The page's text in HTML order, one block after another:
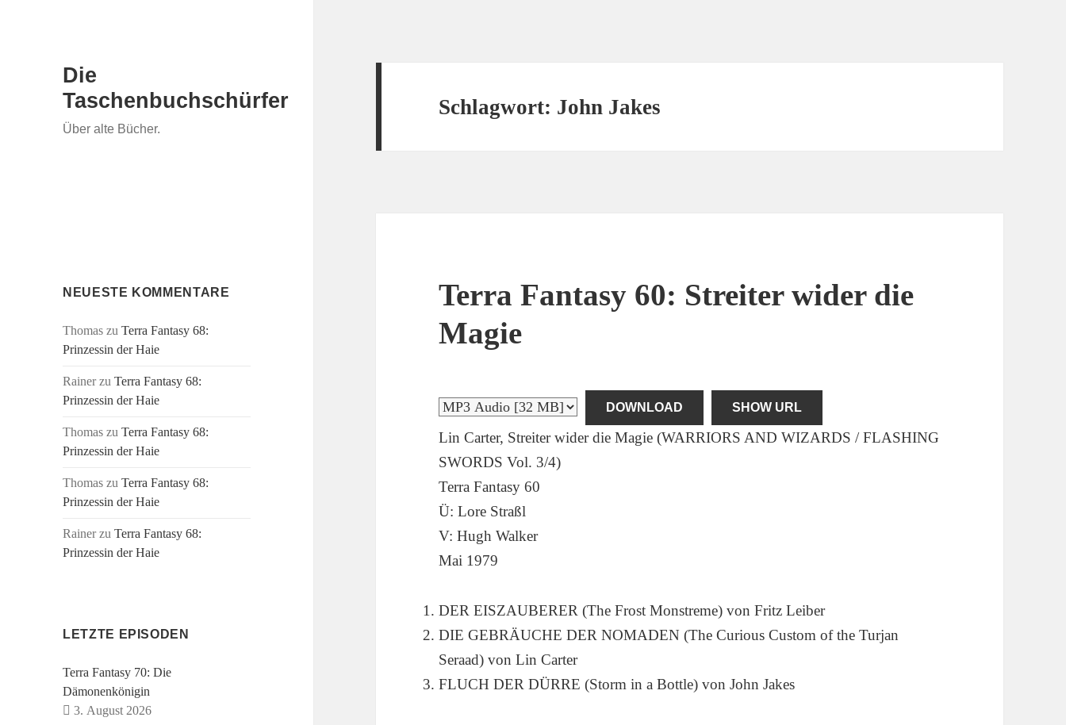
Die
Taschenbuchschürfer
Über alte Bücher.
NEUESTE KOMMENTARE
Thomas zuTerra Fantasy 68:
Prinzessin der Haie
RainerzuTerra Fantasy 68:
Prinzessin der Haie
Thomas zuTerra Fantasy 68:
Prinzessin der Haie
Thomas zuTerra Fantasy 68:
Prinzessin der Haie
RainerzuTerra Fantasy 68:
Prinzessin der Haie
LETZTE EPISODEN
Terra Fantasy 70: Die
Dämonenkönigin
3. August 2026
Schlagwort: John Jakes
Terra Fantasy 60: Streiter wider die
Magie
DOWNLOAD SHOW URL
Lin Carter, Streiter wider die Magie (WARRIORS AND WIZARDS / FLASHING
SWORDS Vol. 3/4)
Terra Fantasy 60
Ü: Lore Straßl
V: Hugh Walker
Mai 1979
DER EISZAUBERER (The Frost Monstreme) von Fritz Leiber
DIE GEBRÄUCHE DER NOMADEN (The Curious Custom of the Turjan
Seraad) von Lin Carter
FLUCH DER DÜRRE (Storm in a Bottle) von John Jakes